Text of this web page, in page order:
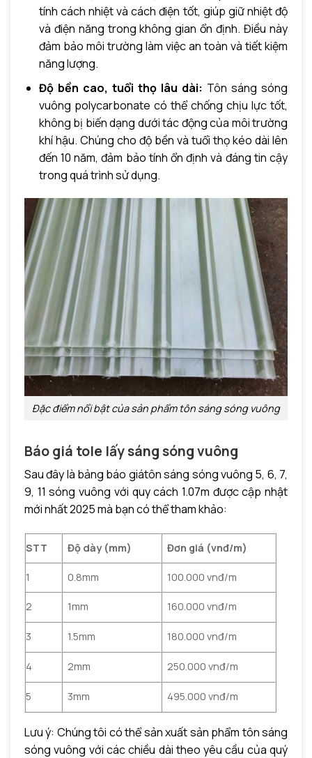
tính cách nhiệt và cách điện tốt, giúp giữ nhiệt độ
và điện năng trong không gian ổn định. Điều này
đảm bảo môi trường làm việc an toàn và tiết kiệm
năng lượng.
Độ bền cao, tuổi thọ lâu dài: Tôn sáng sóng
vuông polycarbonate có thể chống chịu lực tốt,
không bị biến dạng dưới tác động của môi trường
khí hậu. Chúng cho độ bền và tuổi thọ kéo dài lên
đến 10 năm, đảm bảo tính ổn định và đáng tin cậy
trong quá trình sử dụng.
Đặc điểm nổi bật của sản phẩm tôn sáng sóng vuông
Báo giá tole lấy sáng sóng vuông
Sau đây là bảng báo giátôn sáng sóng vuông 5, 6, 7,
9, 11 sóng vuông với quy cách 1.07m được cập nhật
mới nhất 2025 mà bạn có thể tham khảo:
STT Độ dày (mm) Đơn giá (vnđ/m)
1 0.8mm 100.000 vnđ/m
2 1mm 160.000 vnđ/m
3 1.5mm 180.000 vnđ/m
4 2mm 250.000 vnđ/m
5 3mm 495.000 vnđ/m
Lưu ý: Chúng tôi có thể sản xuất sản phẩm tôn sáng
sóng vuông với các chiều dài theo yêu cầu của quý